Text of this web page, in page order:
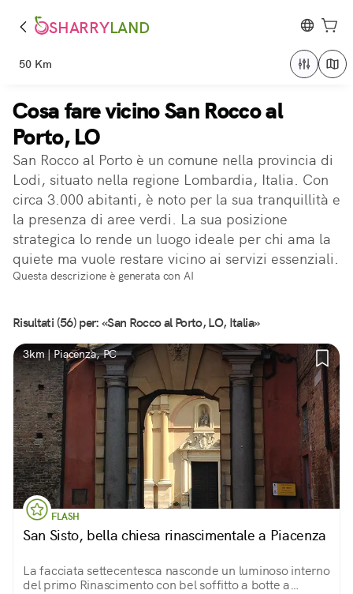
SHARRYLAND
50 Km
Cosa fare vicino San Rocco al
Porto, LO
San Rocco al Porto è un comune nella provincia di
Lodi, situato nella regione Lombardia, Italia. Con
circa 3.000 abitanti, è noto per la sua tranquillità e
la presenza di aree verdi. La sua posizione
strategica lo rende un luogo ideale per chi ama la
quiete ma vuole restare vicino ai servizi essenziali.
Questa descrizione è generata con AI
Risultati (56) per: «San Rocco al Porto, LO, Italia»
3km | Piacenza, PC
FLASH
San Sisto, bella chiesa rinascimentale a Piacenza
La facciata settecentesca nasconde un luminoso interno
del primo Rinascimento con bel soffitto a botte a